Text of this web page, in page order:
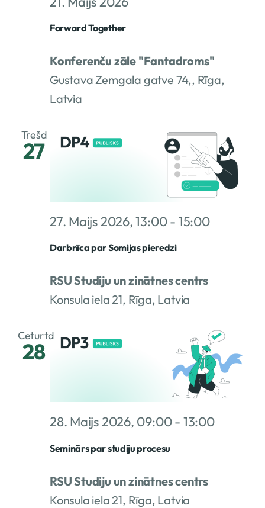
Forward Together
Konferenču zāle "Fantadroms"
Gustava Zemgala gatve 74,, Rīga,
Latvia
Trešd
27
Darbnīca par Somijas pieredzi
27. Maijs 2026, 13:00- 15:00
RSU Studiju un zinātnes centrs
Konsula iela 21, Rīga, Latvia
Ceturtd
28
Seminārs par studiju procesu
28. Maijs 2026, 09:00- 13:00
RSU Studiju un zinātnes centrs
Konsula iela 21, Rīga, Latvia